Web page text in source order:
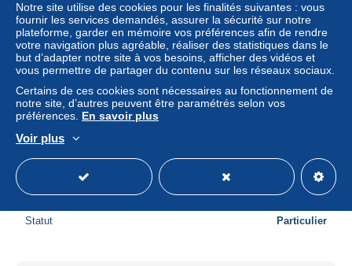
NOUVELLE CALEDONIE ( DIV - 9556 ) 1979 N° YVERT
ET TELLIER N° 198 N**
± 1,73 $US
Statut Particulier
Notre site utilise des cookies pour les finalités suivantes : vous
fournir les services demandés, assurer la sécurité sur notre
plateforme, garder en mémoire vos préférences afin de rendre
votre navigation plus agréable, réaliser des statistiques dans le
but d’adapter notre site à vos besoins, afficher des vidéos et
vous permettre de partager du contenu sur les réseaux sociaux.
Certains de ces cookies sont nécessaires au fonctionnement de
notre site, d’autres peuvent être paramétrés selon vos
préférences. En savoir plus
Voir plus